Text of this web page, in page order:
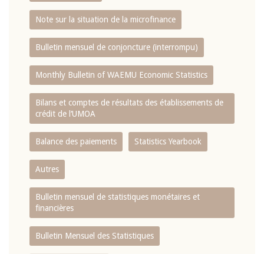
Note sur la situation de la microfinance
Bulletin mensuel de conjoncture (interrompu)
Monthly Bulletin of WAEMU Economic Statistics
Bilans et comptes de résultats des établissements de
crédit de l‘UMOA
Balance des paiements Statistics Yearbook
Autres
Bulletin mensuel de statistiques monétaires et
financières
Bulletin Mensuel des Statistiques